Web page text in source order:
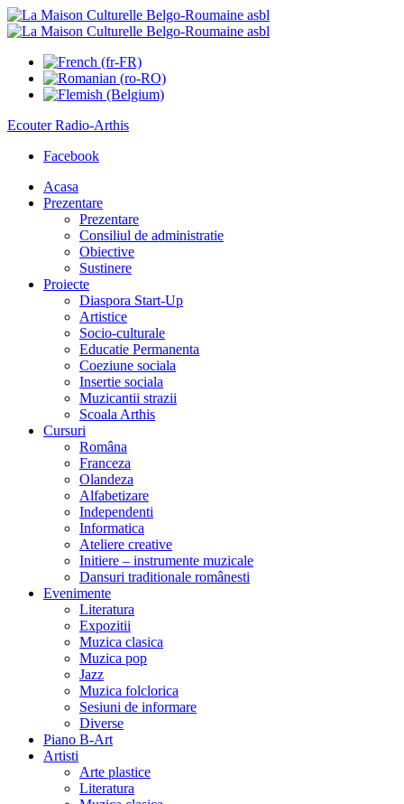
EcouterRadio-Arthis
Facebook
Acasa
Prezentare
Prezentare
Consiliul de administratie
Obiective
Sustinere
Proiecte
Diaspora Start-Up
Artistice
Socio-culturale
Educatie Permanenta
Coeziune sociala
Insertie sociala
Muzicantii strazii
Scoala Arthis
Cursuri
Româna
Franceza
Olandeza
Alfabetizare
Independenti
Informatica
Ateliere creative
Initiere – instrumente muzicale
Dansuri traditionale românesti
Evenimente
Literatura
Expozitii
Muzica clasica
Muzica pop
Jazz
Muzica folclorica
Sesiuni de informare
Diverse
Piano B-Art
Artisti
Arte plastice
Literatura